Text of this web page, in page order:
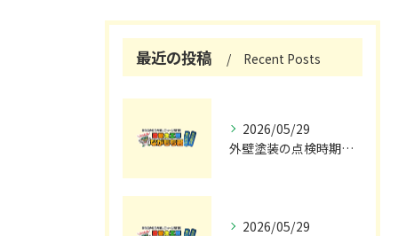
最近の投稿 Recent Posts
2026/05/29
外壁塗装の点検時期と施工の最適タイミング
2026/05/29